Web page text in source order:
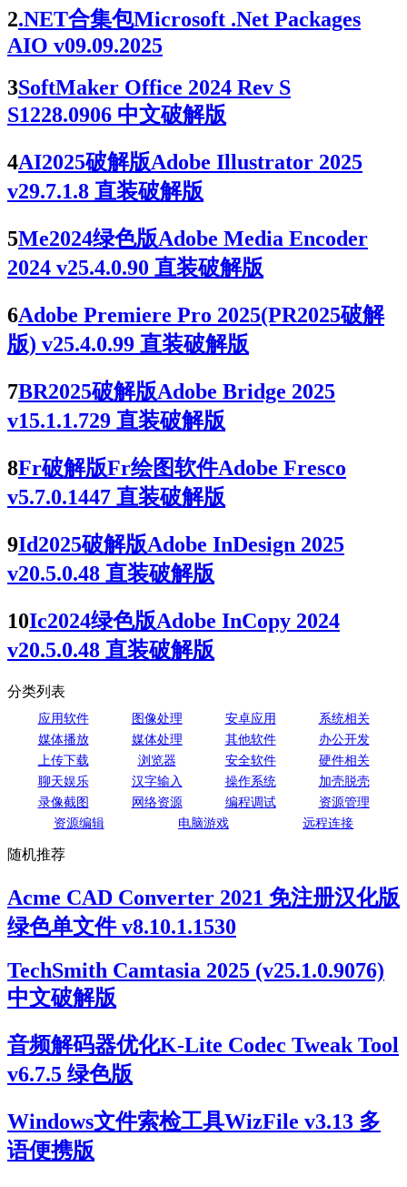
2.NET合集包Microsoft .Net Packages
AIO v09.09.2025
3SoftMaker Office 2024 Rev S
S1228.0906 中文破解版
4AI2025破解版Adobe Illustrator 2025
v29.7.1.8 直装破解版
5Me2024绿色版Adobe Media Encoder
2024 v25.4.0.90 直装破解版
6Adobe Premiere Pro 2025(PR2025破解
版) v25.4.0.99 直装破解版
7BR2025破解版Adobe Bridge 2025
v15.1.1.729 直装破解版
8Fr破解版Fr绘图软件Adobe Fresco
v5.7.0.1447 直装破解版
9Id2025破解版Adobe InDesign 2025
v20.5.0.48 直装破解版
10Ic2024绿色版Adobe InCopy 2024
v20.5.0.48 直装破解版
分类列表
应用软件 图像处理 安卓应用
系统相关
媒体播放
媒体处理 其他软件
办公开发
上传下载
浏览器 安全软件
硬件相关
聊天娱乐
汉字输入 操作系统
加壳脱壳
录像截图
网络资源 编程调试
资源管理
资源编辑
电脑游戏 远程连接
随机推荐
Acme CAD Converter 2021 免注册汉化版
绿色单文件 v8.10.1.1530
TechSmith Camtasia 2025 (v25.1.0.9076)
中文破解版
音频解码器优化K-Lite Codec Tweak Tool
v6.7.5 绿色版
Windows文件索检工具WizFile v3.13 多
语便携版